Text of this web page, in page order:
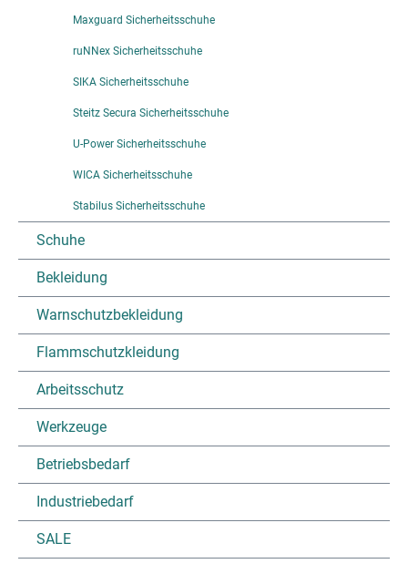
Maxguard Sicherheitsschuhe
ruNNex Sicherheitsschuhe
SIKA Sicherheitsschuhe
Steitz Secura Sicherheitsschuhe
U-Power Sicherheitsschuhe
WICA Sicherheitsschuhe
Stabilus Sicherheitsschuhe
Schuhe
Bekleidung
Warnschutzbekleidung
Flammschutzkleidung
Arbeitsschutz
Werkzeuge
Betriebsbedarf
Industriebedarf
SALE